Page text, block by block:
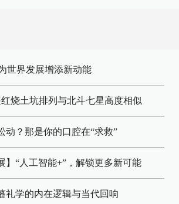
世界发展增添新动能
烧土坑排列与北斗七星高度相似
动？那是你的口腔在“求救”
】“人工智能+”，解锁更多新可能
礼学的内在逻辑与当代回响